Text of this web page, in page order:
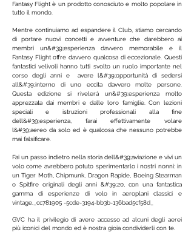
Fantasy Flight è un prodotto conosciuto e molto popolare in
tutto il mondo.
Mentre continuiamo ad espandere il Club, stiamo cercando
di portare nuovi concetti e avventure che darebbero ai
membri un&#39;esperienza davvero memorabile e il
Fantasy Flight offre davvero qualcosa di eccezionale. Questi
fantastici velivoli hanno tutti svolto un ruolo importante nel
corso degli anni e avere l&#39;opportunità di sedersi
all&#39;interno di uno eccita davvero molte persone.
Questa edizione si rivelerà un&#39;esperienza molto
apprezzata dai membri e dalle loro famiglie. Con lezioni
speciali e istruzioni professionali alla fine
dell&#39;esperienza, farai effettivamente volare
l&#39;aereo da solo ed è qualcosa che nessuno potrebbe
mai falsificare.
Fai un passo indietro nella storia dell&#39;aviazione e vivi un
volo come avrebbero potuto sperimentarlo i nostri nonni: in
un Tiger Moth, Chipmunk, Dragon Rapide, Boeing Stearman
o Spitfire originali degli anni &#39;20, con una fantastica
gamma di esperienze di volo in aeroplani classici e
vintage._cc781905 -5cde-3194-bb3b-136bad5cf58d_
GVC ha il privilegio di avere accesso ad alcuni degli aerei
più iconici del mondo ed è nostra gioia condividerli con te.